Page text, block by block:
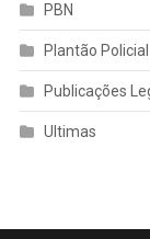
PBN
Plantão Policial
Publicações
Ultimas